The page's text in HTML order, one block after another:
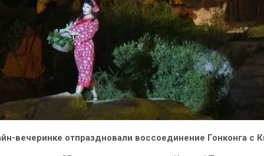
вечеринке отпраздновали воссоединение Гонконга с